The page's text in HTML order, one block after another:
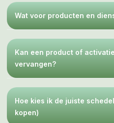
Wat voor producten en
Kan een product of
vervangen?
Hoe kies ik de juiste
kopen)